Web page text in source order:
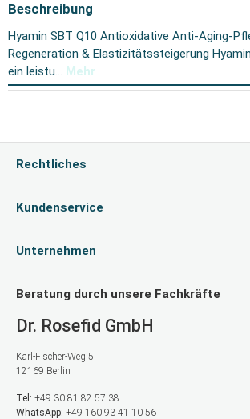
Beschreibung
Hyamin SBT Q10 Antioxidative Anti-Aging-
Regeneration & Elastizitätssteigerung
ein leistu… Mehr
Rechtliches
Kundenservice
Unternehmen
Beratung durch unsere Fachkräfte
Dr. Rosefid GmbH
Karl-Fischer-Weg 5
12169 Berlin
Tel: +49 30 81 82 57 38
WhatsApp: +49 160 93 41 10 56